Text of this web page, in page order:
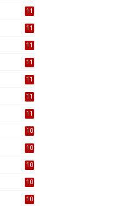
11
11
11
11
11
11
11
10
10
10
10
10